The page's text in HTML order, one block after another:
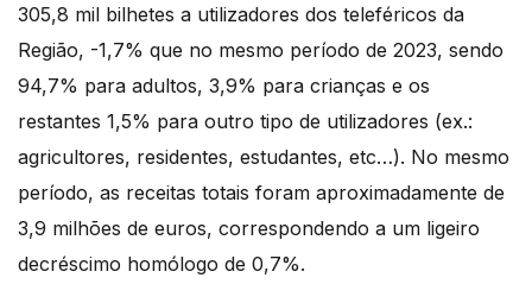
305,8 mil bilhetes a utilizadores dos teleféricos da
Região, -1,7% que no mesmo período de 2023, sendo
94,7% para adultos, 3,9% para crianças e os
restantes 1,5% para outro tipo de utilizadores (ex.:
agricultores, residentes, estudantes, etc…). No mesmo
período, as receitas totais foram aproximadamente de
3,9 milhões de euros, correspondendo a um ligeiro
decréscimo homólogo de 0,7%.